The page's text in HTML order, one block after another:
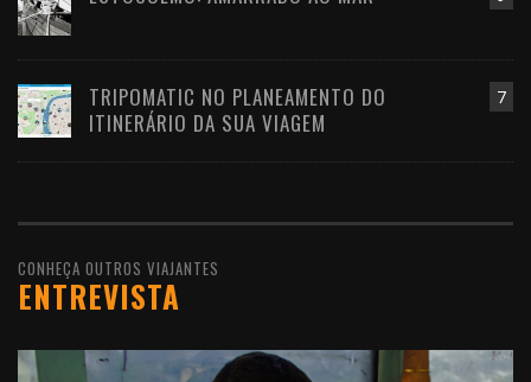
7
TRIPOMATIC NO PLANEAMENTO DO
ITINERÁRIO DA SUA VIAGEM
CONHEÇA OUTROS VIAJANTES
ENTREVISTA